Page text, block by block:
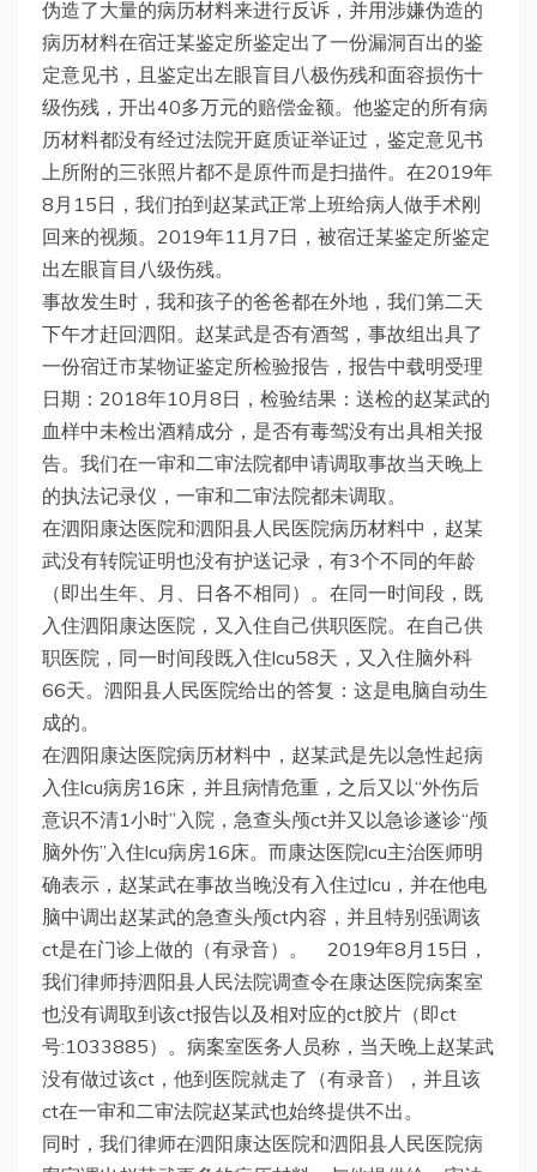
伪造了大量的病历材料来进行反诉，并用涉嫌伪造的
病历材料在宿迁某鉴定所鉴定出了一份漏洞百出的鉴
定意见书，且鉴定出左眼盲目八极伤残和面容损伤十
级伤残，开出40多万元的赔偿金额。他鉴定的所有病
历材料都没有经过法院开庭质证举证过，鉴定意见书
上所附的三张照片都不是原件而是扫描件。在2019年
8月15日，我们拍到赵某武正常上班给病人做手术刚
回来的视频。2019年11月7日，被宿迁某鉴定所鉴定
出左眼盲目八级伤残。
事故发生时，我和孩子的爸爸都在外地，我们第二天
下午才赶回泗阳。赵某武是否有酒驾，事故组出具了
一份宿迀市某物证鉴定所检验报告，报告中载明受理
日期：2018年10月8日，检验结果：送检的赵某武的
血样中未检出酒精成分，是否有毒驾没有出具相关报
告。我们在一审和二审法院都申请调取事故当天晚上
的执法记录仪，一审和二审法院都未调取。
在泗阳康达医院和泗阳县人民医院病历材料中，赵某
武没有转院证明也没有护送记录，有3个不同的年龄
（即出生年、月、日各不相同）。在同一时间段，既
入住泗阳康达医院，又入住自己供职医院。在自己供
职医院，同一时间段既入住lcu58天，又入住脑外科
66天。泗阳县人民医院给出的答复：这是电脑自动生
成的。
在泗阳康达医院病历材料中，赵某武是先以急性起病
入住lcu病房16床，并且病情危重，之后又以“外伤后
意识不清1小时”入院，急查头颅ct并又以急诊遂诊“颅
脑外伤”入住lcu病房16床。而康达医院lcu主治医师明
确表示，赵某武在事故当晚没有入住过lcu，并在他电
脑中调出赵某武的急查头颅ct内容，并且特别强调该
ct是在门诊上做的（有录音）。 2019年8月15日，
我们律师持泗阳县人民法院调查令在康达医院病案室
也没有调取到该ct报告以及相对应的ct胶片（即ct
号:1033885）。病案室医务人员称，当天晚上赵某武
没有做过该ct，他到医院就走了（有录音），并且该
ct在一审和二审法院赵某武也始终提供不出。
同时，我们律师在泗阳康达医院和泗阳县人民医院病